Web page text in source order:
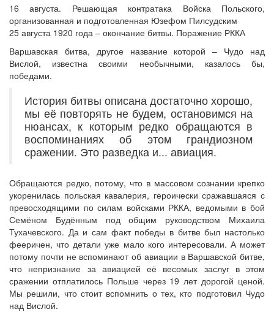
16 августа. Решающая контратака Войска Польского,
организованная и подготовленная Юзефом Пилсудским
25 августа 1920 года – окончание битвы. Поражение РККА
Варшавская битва, другое название которой – Чудо над
Вислой, известна своими необычными, казалось бы,
победами.
История битвы описана достаточно хорошо,
мы её повторять не будем, остановимся на
нюансах, к которым редко обращаются в
воспоминаниях об этом грандиозном
сражении. Это разведка и... авиация.
Обращаются редко, потому, что в массовом сознании крепко
укоренилась польская кавалерия, героически сражавшаяся с
превосходящими по силам войсками РККА, ведомыми в бой
Семёном Будённым под общим руководством Михаила
Тухачевского. Да и сам факт победы в битве был настолько
фееричен, что детали уже мало кого интересовали. А может
потому почти не вспоминают об авиации в Варшавской битве,
что непризнание за авиацией её весомых заслуг в этом
сражении отплатилось Польше через 19 лет дорогой ценой.
Мы решили, что стоит вспомнить о тех, кто подготовил Чудо
над Вислой.